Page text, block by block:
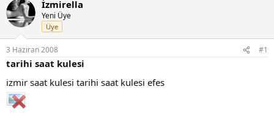
b
u
y
u
b
a
l
a
t
l
a
n
ı
ç
t
a
İzmirella
Yeni Üye
Üye
3 Haziran 2008 #1
tarihi saat kulesi
izmir saat kulesi tarihi saat kulesi efes